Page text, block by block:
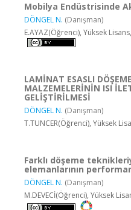
Mobilya Endüstrisinde
DÖNGEL N. (Danışman)
E.AYAZ(Öğrenci), Yüksek
LAMİNAT ESASLI
MALZEMELERİNİN ISI
GELİŞTİRİLMESİ
DÖNGEL N. (Danışman)
T.TUNCER(Öğrenci), Yüksek
Farklı döşeme
elemanlarının
DÖNGEL N. (Danışman)
M.DEVECİ(Öğrenci), Yüksek